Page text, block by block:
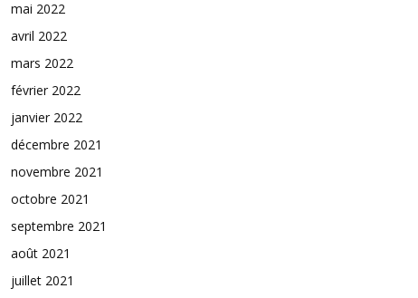
mai 2022
avril 2022
mars 2022
février 2022
janvier 2022
décembre 2021
novembre 2021
octobre 2021
septembre 2021
août 2021
juillet 2021